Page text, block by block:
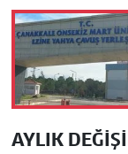
AYLIK